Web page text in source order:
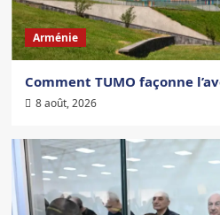
Arménie
Comment TUMO façonne
8 août, 2026